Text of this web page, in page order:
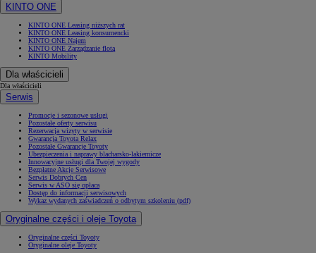
KINTO ONE
KINTO ONE Leasing niższych rat
KINTO ONE Leasing konsumencki
KINTO ONE Najem
KINTO ONE Zarządzanie flotą
KINTO Mobility
Dla właścicieli
Dla właścicieli
Serwis
Promocje i sezonowe usługi
Pozostałe oferty serwisu
Rezerwacja wizyty w serwisie
Gwarancja Toyota Relax
Pozostałe Gwarancje Toyoty
Ubezpieczenia i naprawy blacharsko-lakiernicze
Innowacyjne usługi dla Twojej wygody
Bezpłatne Akcje Serwisowe
Serwis Dobrych Cen
Serwis w ASO się opłaca
Dostęp do informacji serwisowych
Wykaz wydanych zaświadczeń o odbytym szkoleniu (pdf)
Oryginalne części i oleje Toyota
Oryginalne części Toyoty
Oryginalne oleje Toyoty